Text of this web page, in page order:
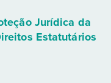
Jurídica da
Estatutários